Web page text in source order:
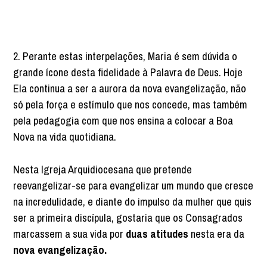
2. Perante estas interpelações, Maria é sem dúvida o
grande ícone desta fidelidade à Palavra de Deus. Hoje
Ela continua a ser a aurora da nova evangelização, não
só pela força e estímulo que nos concede, mas também
pela pedagogia com que nos ensina a colocar a Boa
Nova na vida quotidiana.
Nesta Igreja Arquidiocesana que pretende
reevangelizar-se para evangelizar um mundo que cresce
na incredulidade, e diante do impulso da mulher que quis
ser a primeira discípula, gostaria que os Consagrados
marcassem a sua vida por duas atitudes nesta era da
nova evangelização.